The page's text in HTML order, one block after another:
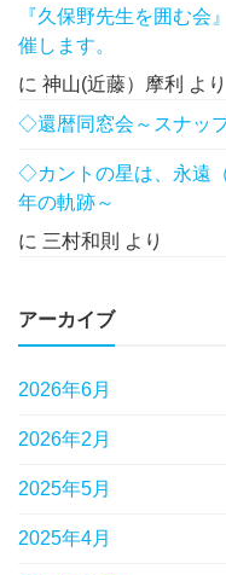
『久保野先生を囲む会
催します。
に 神山(近藤）摩利 より
◇還暦同窓会～スナッ
◇カントの星は、永遠
年の軌跡～
に 三村和則 より
アーカイブ
2026年6月
2026年2月
2025年5月
2025年4月